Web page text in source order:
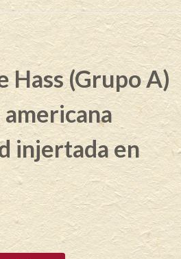
Hass (Grupo A)
injertada en